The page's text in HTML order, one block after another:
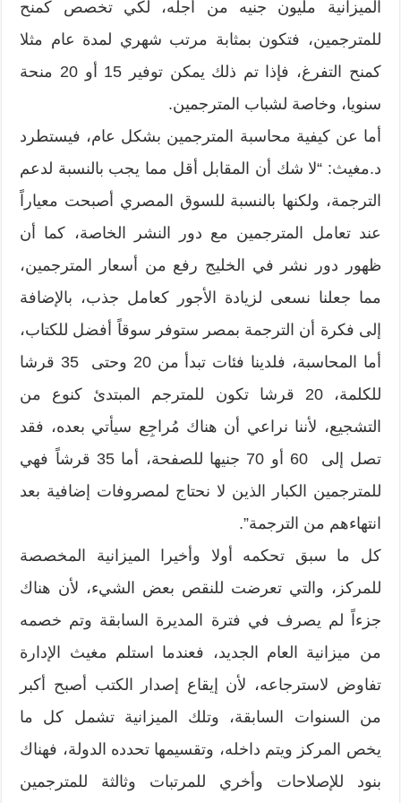
الميزانية مليون جنيه من أجله،‮ ‬لكي تخصص كمنح
للمترجمين،‮ ‬فتكون بمثابة مرتب شهري لمدة عام مثلا
كمنح التفرغ،‮ ‬فإذا تم ذلك يمكن توفير‮ ‬15‮ ‬أو‮ ‬20‮ ‬منحة
سنويا،‮ ‬وخاصة لشباب المترجمين‮.‬
أما عن كيفية محاسبة المترجمين بشكل عام،‮ ‬فيستطرد
د.مغيث‮: “‬لا شك أن المقابل أقل مما يجب بالنسبة لدعم
‬عند تعامل المترجمين مع دور النشر الخاصة،‮ ‬كما أن
‬مما جعلنا نسعى لزيادة الأجور كعامل جذب،‮ ‬بالإضافة
‬أما المحاسبة،‮ ‬فلدينا فئات تبدأ من‮ ‬20‮ ‬وحتى ‮ ‬35‮ ‬قرشا
للكلمة،‮ ‬20‮ ‬قرشا تكون للمترجم المبتدئ كنوع من
التشجيع،‮ ‬لأننا نراعي أن هناك مُراجِع سيأتي بعده،‮ ‬فقد
تصل إلى ‮ ‬60‮ ‬أو‮ ‬70‮ ‬جنيها للصفحة،‮ ‬أما‮ ‬35‮ ‬قرشاً‮ ‬فهي
للمترجمين الكبار الذين لا نحتاج لمصروفات إضافية بعد
انتهاءهم من الترجمة‮”.‬
كل ما سبق تحكمه أولا وأخيرا الميزانية المخصصة
للمركز،‮ ‬والتي تعرضت للنقص بعض الشيء،‮ ‬لأن هناك
جزءاً‮ ‬لم يصرف في فترة المديرة السابقة وتم خصمه
من ميزانية العام الجديد،‮ ‬فعندما استلم مغيث الإدارة
تفاوض لاسترجاعه،‮ ‬لأن إيقاع إصدار الكتب أصبح أكبر
من السنوات السابقة،‮ ‬وتلك الميزانية تشمل كل ما
يخص المركز ويتم داخله،‮ ‬وتقسيمها تحدده الدولة،‮ ‬فهناك
بنود للإصلاحات وأخري للمرتبات وثالثة للمترجمين